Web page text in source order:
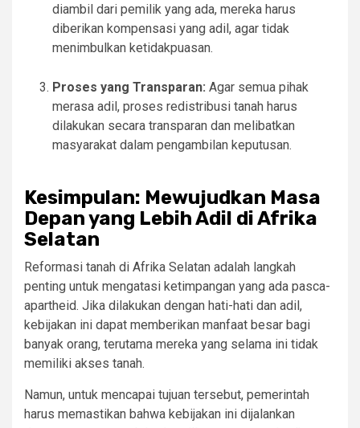
diambil dari pemilik yang ada, mereka harus
diberikan kompensasi yang adil, agar tidak
menimbulkan ketidakpuasan.
Proses yang Transparan: Agar semua pihak
merasa adil, proses redistribusi tanah harus
dilakukan secara transparan dan melibatkan
masyarakat dalam pengambilan keputusan.
Kesimpulan: Mewujudkan Masa
Depan yang Lebih Adil di Afrika
Selatan
Reformasi tanah di Afrika Selatan adalah langkah
penting untuk mengatasi ketimpangan yang ada pasca-
apartheid. Jika dilakukan dengan hati-hati dan adil,
kebijakan ini dapat memberikan manfaat besar bagi
banyak orang, terutama mereka yang selama ini tidak
memiliki akses tanah.
Namun, untuk mencapai tujuan tersebut, pemerintah
harus memastikan bahwa kebijakan ini dijalankan